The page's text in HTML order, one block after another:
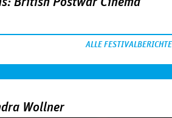
ALLE FESTIVALBERICHTE
Wollner